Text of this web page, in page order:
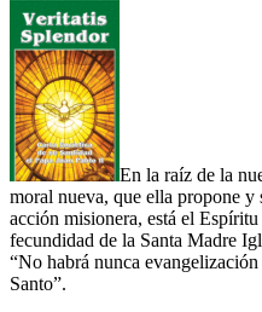
En la raíz de la
moral nueva, que ella propone y
acción misionera, está el
fecundidad de la Santa Madre
“No habrá nunca
Santo”.